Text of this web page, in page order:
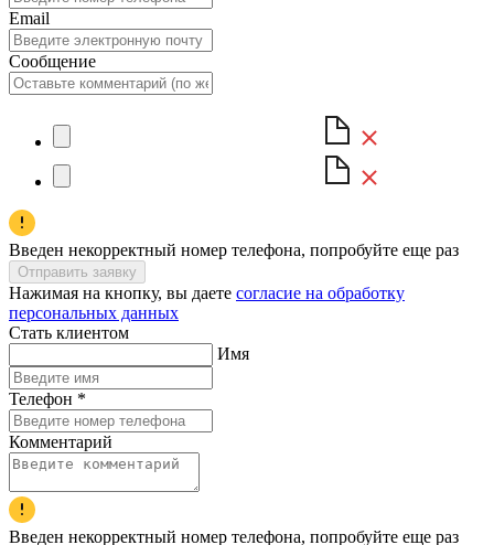
Email
Сообщение
Введен некорректный номер телефона, попробуйте еще раз
Отправить заявку
Нажимая на кнопку, вы даете согласие на обработку
персональных данных
Стать клиентом
Имя
Телефон *
Комментарий
Введен некорректный номер телефона, попробуйте еще раз